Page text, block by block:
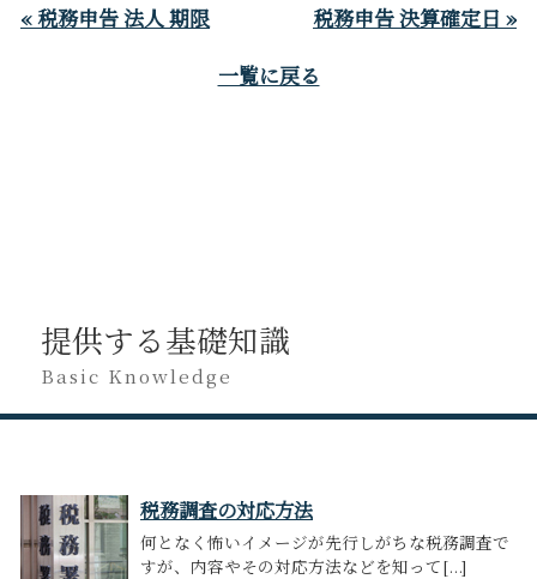
« 税務申告 法人 期限
税務申告 決算確定日 »
一覧に戻る
提供する基礎知識
Basic Knowledge
税務調査の対応方法
何となく怖いイメージが先行しがちな税務調査で
すが、内容やその対応方法などを知って[...]